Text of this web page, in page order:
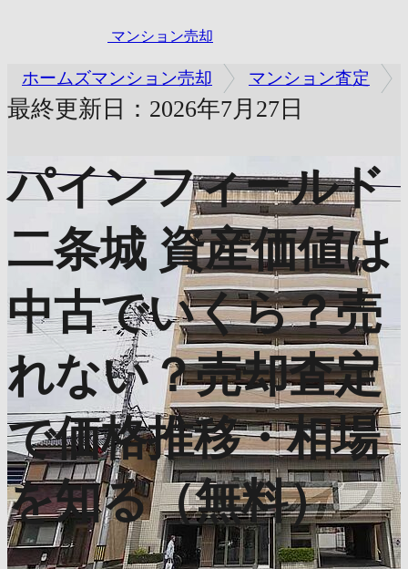
マンション売却
ホームズマンション売却 マンション査定
最終更新日：2026年7月27日
パインフィールド
二条城 資産価値は
中古でいくら？売
れない？売却査定
で価格推移・相場
を知る（無料）